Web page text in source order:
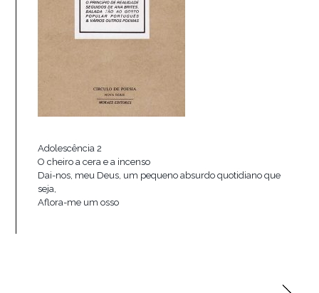
Adolescência 2
O cheiro a cera e a incenso
Dai-nos, meu Deus, um pequeno absurdo quotidiano que
seja,
Aflora-me um osso